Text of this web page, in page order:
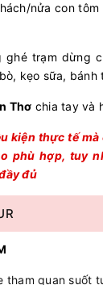
nửa con
ghé trạm dừng
kẹo sữa,
Thơ chia tay và
kiện thực tế
phù hợp, tuy
đủ
quan suốt